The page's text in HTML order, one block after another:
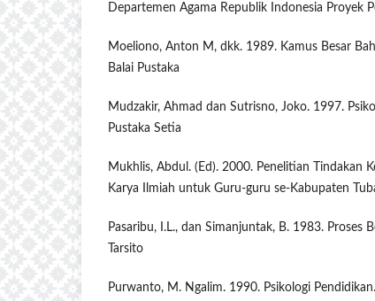
Departemen Agama Republik Indonesia Proyek
Moeliono, Anton M, dkk. 1989. Kamus Besar
Balai Pustaka
Mudzakir, Ahmad dan Sutrisno, Joko. 1997.
Pustaka Setia
Mukhlis, Abdul. (Ed). 2000. Penelitian Tindakan
Karya Ilmiah untuk Guru-guru se-Kabupaten
Pasaribu, I.L., dan Simanjuntak, B. 1983. Proses
Tarsito
Purwanto, M. Ngalim. 1990. Psikologi